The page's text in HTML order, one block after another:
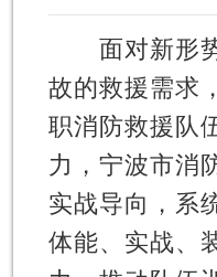
面对新形势
故的救援需求
职消防救援队
力，宁波市消
实战导向，系
体能、实战、